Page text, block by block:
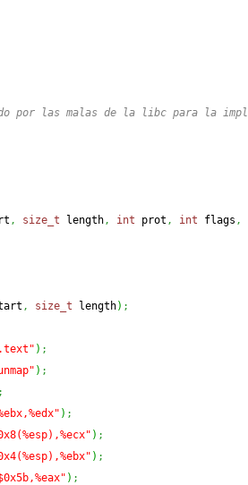
por las malas de la libc para la
, size_t length, int prot , int flags ,
, size_t length) ;
) ;
) ;
;
) ;
) ;
) ;
) ;